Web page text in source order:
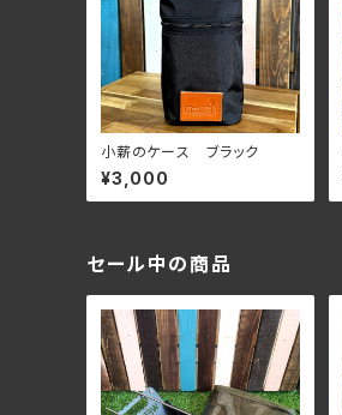
小薪のケース ブラック
¥3,000
セール中の商品